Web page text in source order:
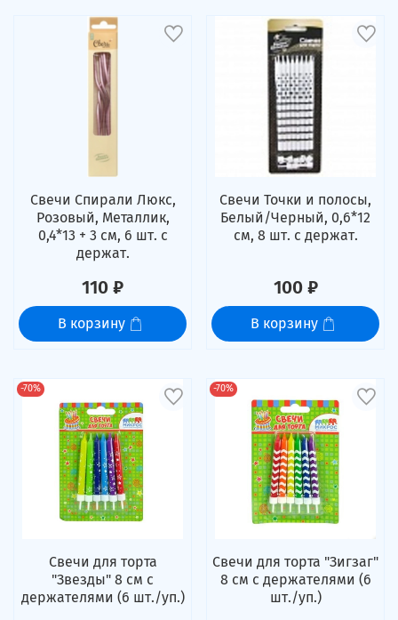
Свечи Спирали Люкс,
Розовый, Металлик,
0,4*13 + 3 см, 6 шт. с
держат.
110 ₽
В корзину
Свечи Точки и полосы,
Белый/Черный, 0,6*12
см, 8 шт. с держат.
100 ₽
В корзину
-70%
Свечи для торта
"Звезды" 8 см с
держателями (6 шт./уп.)
-70%
Свечи для торта "Зигзаг"
8 см с держателями (6
шт./уп.)